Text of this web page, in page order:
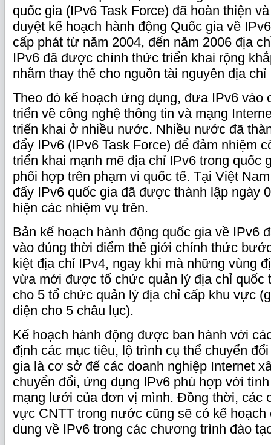
quốc gia (IPv6 Task Force) đã hoàn thiện
duyệt kế hoạch hành động Quốc gia về
cấp phát từ năm 2004, đến năm 2006 địa
IPv6 đã được chính thức triển khai rộng
nhằm thay thế cho nguồn tài nguyên địa
Theo đó kế hoạch ứng dụng, đưa IPv6 vào
triển về công nghệ thông tin và mạng
triển khai ở nhiều nước. Nhiều nước đã
đẩy IPv6 (IPv6 Task Force) để đảm nhiệm
triển khai mạnh mẽ địa chỉ IPv6 trong quốc
phối hợp trên phạm vi quốc tế. Tại Việt
đẩy IPv6 quốc gia đã được thành lập ngày
hiện các nhiệm vụ trên.
Bản kế hoạch hành động quốc gia về IPv6
vào đúng thời điểm thế giới chính thức
kiệt địa chỉ IPv4, ngay khi mà những vùng
vừa mới được tổ chức quản lý địa chỉ quốc
cho 5 tổ chức quản lý địa chỉ cấp khu vực
diện cho 5 châu lục).
Kế hoạch hành động được ban hành với
định các mục tiêu, lộ trình cụ thể chuyển
gia là cơ sở để các doanh nghiệp Internet
chuyển đổi, ứng dụng IPv6 phù hợp với
mạng lưới của đơn vị mình. Đồng thời, các
vực CNTT trong nước cũng sẽ có kế hoạch
dung về IPv6 trong các chương trình đào